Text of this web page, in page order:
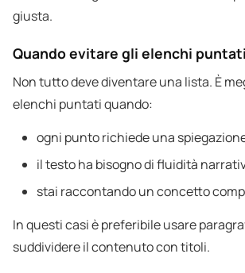
giusta.
Quando evitare gli elenchi puntati
Non tutto deve diventare una lista. È
elenchi puntati quando:
ogni punto richiede una
il testo ha bisogno di fluidità
stai raccontando un concetto
In questi casi è preferibile usare
suddividere il contenuto con titoli.